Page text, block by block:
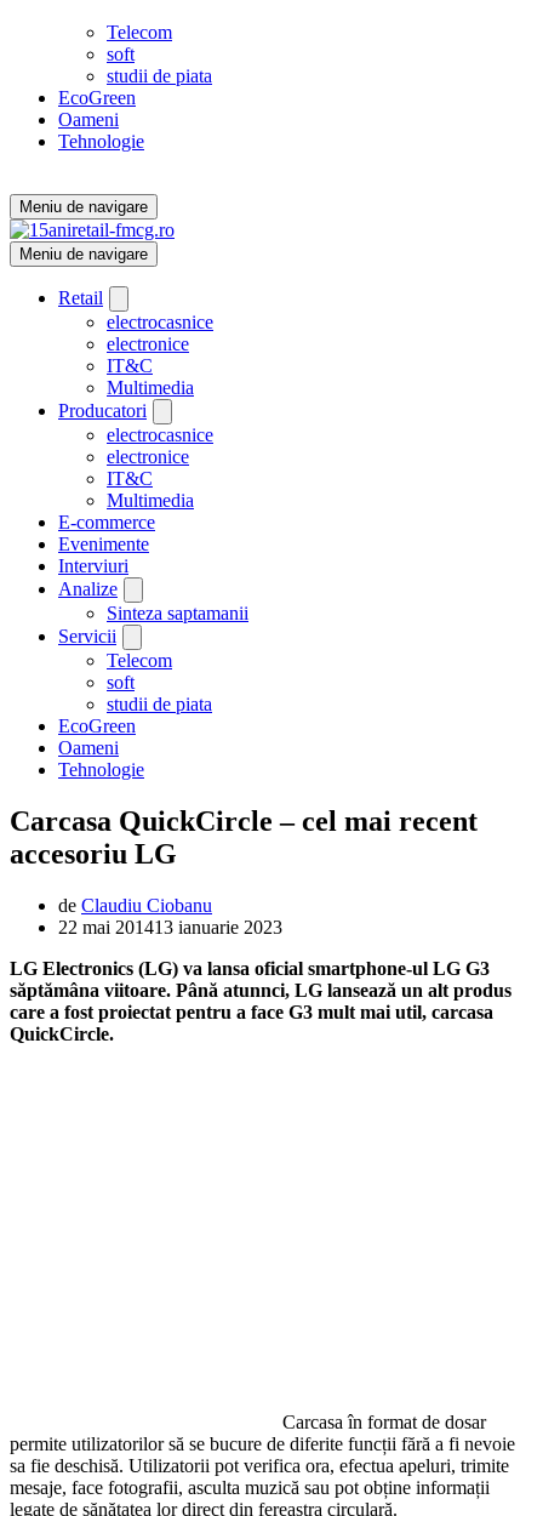
Telecom
soft
studii de piata
EcoGreen
Oameni
Tehnologie
Meniu de navigare
Meniu de navigare
Retail
electrocasnice
electronice
IT&C
Multimedia
Producatori
electrocasnice
electronice
IT&C
Multimedia
E-commerce
Evenimente
Interviuri
Analize
Sinteza saptamanii
Servicii
Telecom
soft
studii de piata
EcoGreen
Oameni
Tehnologie
Carcasa QuickCircle – cel mai recent
accesoriu LG
de Claudiu Ciobanu
22 mai 201413 ianuarie 2023
LG Electronics (LG) va lansa oficial smartphone-ul LG G3
săptămâna viitoare. Până atunnci, LG lansează un alt produs
care a fost proiectat pentru a face G3 mult mai util, carcasa
QuickCircle.
Carcasa în format de dosar
permite utilizatorilor să se bucure de diferite funcții fără a fi nevoie
sa fie deschisă. Utilizatorii pot verifica ora, efectua apeluri, trimite
mesaje, face fotografii, asculta muzică sau pot obține informații
legate de sănătatea lor direct din fereastra circulară.